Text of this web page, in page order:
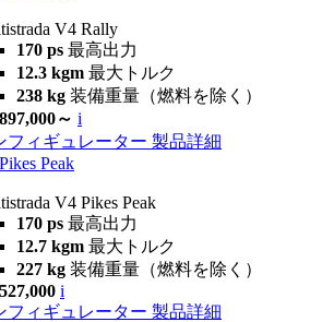
V4 Rally
170 ps 最高出力
12.3 kgm 最大トルク
238 kg 装備重量（燃料を除く）
～ i
フィギュレーター 製品詳細
Peak
V4 Pikes Peak
170 ps 最高出力
12.7 kgm 最大トルク
227 kg 装備重量（燃料を除く）
i
フィギュレーター 製品詳細